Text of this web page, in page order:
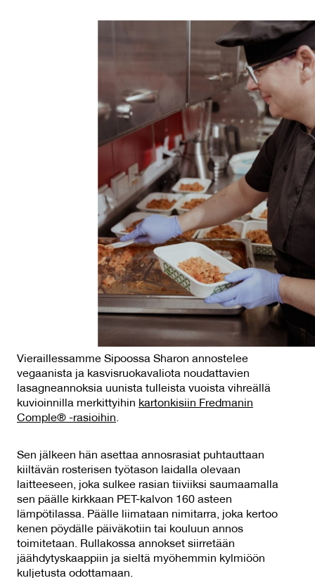
Vieraillessamme Sipoossa Sharon annostelee
vegaanista ja kasvisruokavaliota noudattavien
lasagneannoksia uunista tulleista vuoista vihreällä
kuvioinnilla merkittyihin kartonkisiin Fredmanin
Comple® -rasioihin.
Sen jälkeen hän asettaa annosrasiat puhtauttaan
kiiltävän rosterisen työtason laidalla olevaan
laitteeseen, joka sulkee rasian tiiviiksi saumaamalla
sen päälle kirkkaan PET-kalvon 160 asteen
lämpötilassa. Päälle liimataan nimitarra, joka kertoo
kenen pöydälle päiväkotiin tai kouluun annos
toimitetaan. Rullakossa annokset siirretään
jäähdytyskaappiin ja sieltä myöhemmin kylmiöön
kuljetusta odottamaan.